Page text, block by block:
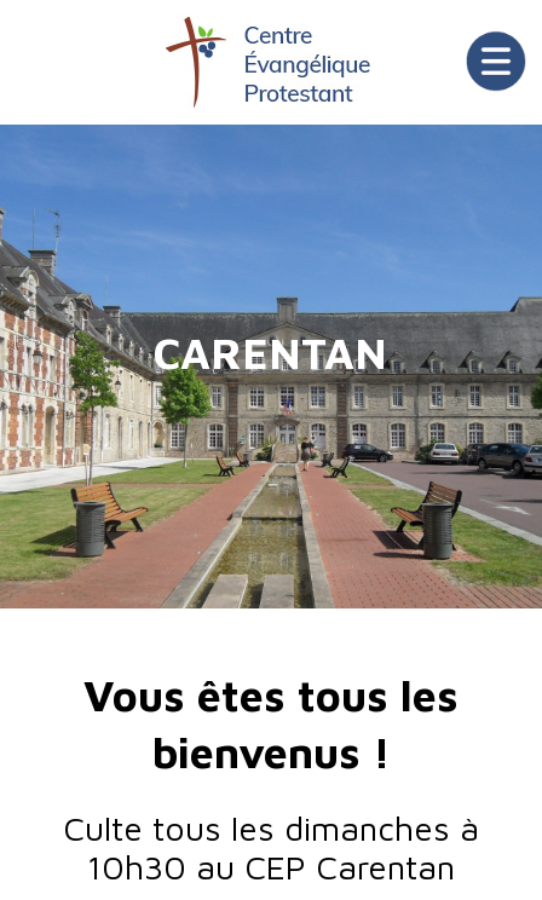
CARENTAN
Vous êtes tous les
bienvenus !
Culte tous les dimanches à
10h30 au CEP Carentan